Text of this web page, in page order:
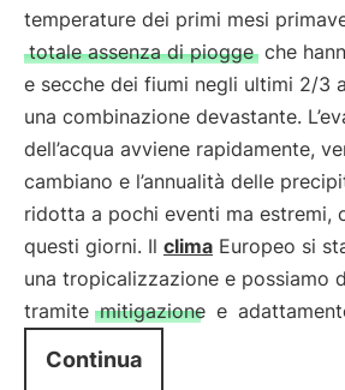
temperature dei primi mesi
totale assenza di piogge che
e secche dei fiumi negli ultimi 2/3
una combinazione devastante.
dell’acqua avviene rapidamente,
cambiano e l’annualità delle
ridotta a pochi eventi ma estremi,
questi giorni. Il clima Europeo si
una tropicalizzazione e possiamo
tramite mitigazione e
Continua